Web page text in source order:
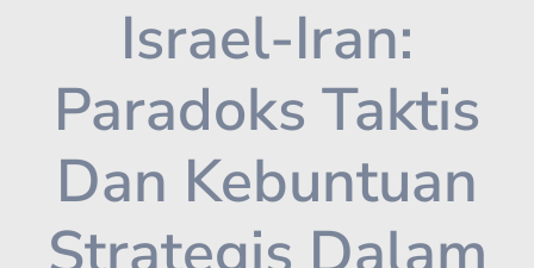
Israel-Iran:
Paradoks Taktis
Dan Kebuntuan